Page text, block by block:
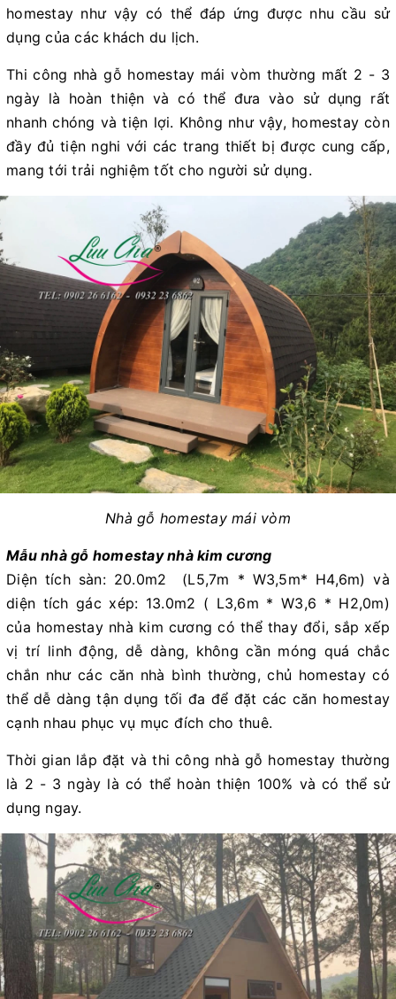
homestay như vậy có thể đáp ứng được nhu cầu sử
dụng của các khách du lịch.
Thi công nhà gỗ homestay mái vòm thường mất 2 - 3
ngày là hoàn thiện và có thể đưa vào sử dụng rất
nhanh chóng và tiện lợi. Không như vậy, homestay còn
đầy đủ tiện nghi với các trang thiết bị được cung cấp,
mang tới trải nghiệm tốt cho người sử dụng.
Nhà gỗ homestay mái vòm
Mẫu nhà gỗ homestay nhà kim cương
Diện tích sàn: 20.0m2 (L5,7m * W3,5m* H4,6m) và
diện tích gác xép: 13.0m2 ( L3,6m * W3,6 * H2,0m)
của homestay nhà kim cương có thể thay đổi, sắp xếp
vị trí linh động, dễ dàng, không cần móng quá chắc
chắn như các căn nhà bình thường, chủ homestay có
thể dễ dàng tận dụng tối đa để đặt các căn homestay
cạnh nhau phục vụ mục đích cho thuê.
Thời gian lắp đặt và thi công nhà gỗ homestay thường
là 2 - 3 ngày là có thể hoàn thiện 100% và có thể sử
dụng ngay.